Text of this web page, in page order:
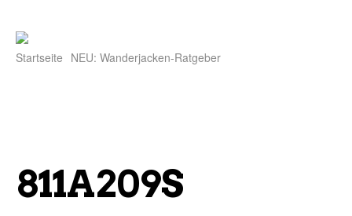
Startseite NEU: Wanderjacken-Ratgeber
811A209S